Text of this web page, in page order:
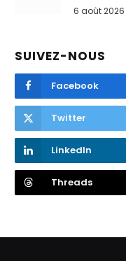
6 août 2026
SUIVEZ-NOUS
Facebook
Twitter
LinkedIn
Threads